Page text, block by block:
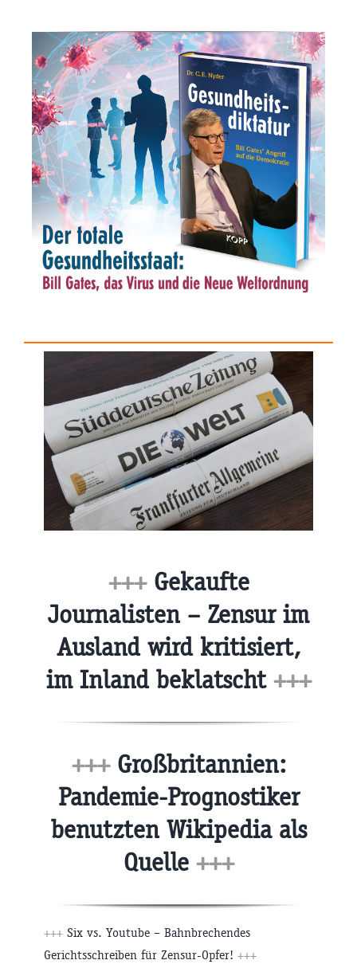
+++Gekaufte
Journalisten – Zensur im
Ausland wird kritisiert,
im Inland beklatscht +++
+++Großbritannien:
Pandemie-Prognostiker
benutzten Wikipedia als
Quelle +++
+++ Six vs. Youtube – Bahnbrechendes
Gerichtsschreiben für Zensur-Opfer! +++